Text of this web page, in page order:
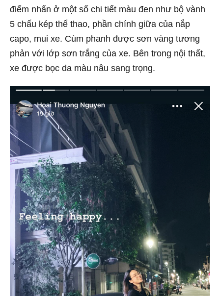
điểm nhấn ở một số chi tiết màu đen như bộ vành
5 chấu kép thể thao, phần chính giữa của nắp
capo, mui xe. Cùm phanh được sơn vàng tương
phản với lớp sơn trắng của xe. Bên trong nội thất,
xe được bọc da màu nâu sang trọng.